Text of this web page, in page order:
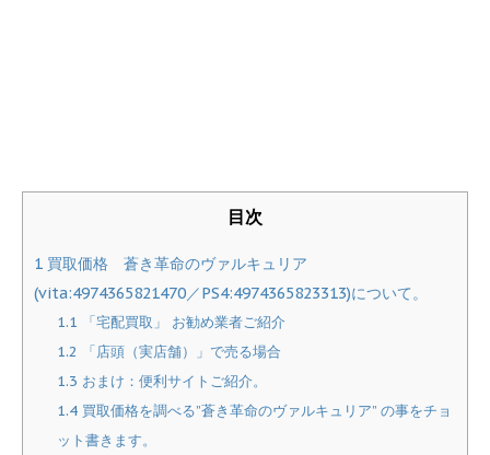
目次
1 買取価格 蒼き革命のヴァルキュリア
(vita:4974365821470／PS4:4974365823313)について。
1.1 「宅配買取」 お勧め業者ご紹介
1.2
「店頭（実店舗）」で売る場合
1.3 おまけ：便利サイトご紹介。
1.4 買取価格を調べる”蒼き革命のヴァルキュリア” の事をチョ
ット書きます。